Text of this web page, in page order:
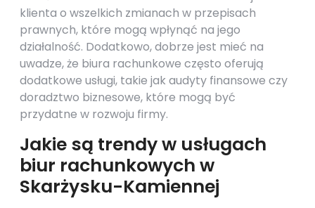
klienta o wszelkich zmianach w przepisach
prawnych, które mogą wpłynąć na jego
działalność. Dodatkowo, dobrze jest mieć na
uwadze, że biura rachunkowe często oferują
dodatkowe usługi, takie jak audyty finansowe czy
doradztwo biznesowe, które mogą być
przydatne w rozwoju firmy.
Jakie są trendy w usługach
biur rachunkowych w
Skarżysku-Kamiennej